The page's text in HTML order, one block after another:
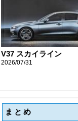
V37 スカイライン
2026/07/31
まとめ